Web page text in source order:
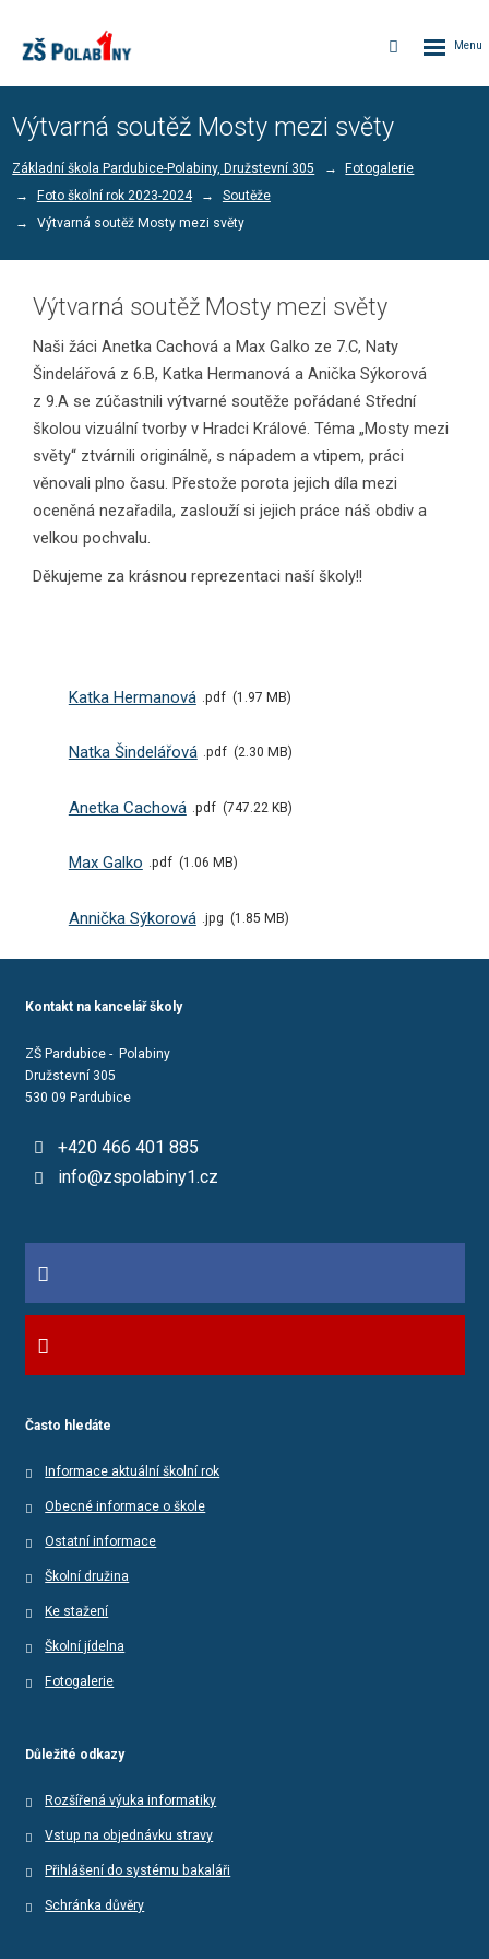
Vyhledávání
Výtvarná soutěž Mosty mezi světy
Základní škola Pardubice-Polabiny, Družstevní 305
Fotogalerie
Foto školní rok 2023-2024
Soutěže
Výtvarná soutěž Mosty mezi světy
Výtvarná soutěž Mosty mezi světy
Naši žáci Anetka Cachová a Max Galko ze 7.C, Naty
Šindelářová z 6.B, Katka Hermanová a Anička Sýkorová
z 9.A se zúčastnili výtvarné soutěže pořádané Střední
školou vizuální tvorby v Hradci Králové. Téma „Mosty mezi
světy“ ztvárnili originálně, s nápadem a vtipem, práci
věnovali plno času. Přestože porota jejich díla mezi
oceněná nezařadila, zaslouží si jejich práce náš obdiv a
velkou pochvalu.
Děkujeme za krásnou reprezentaci naší školy!!
Katka Hermanová pdf 1.97 MB
Natka Šindelářová pdf 2.30 MB
Anetka Cachová pdf 747.22 KB
Max Galko pdf 1.06 MB
Annička Sýkorová jpg 1.85 MB
Kontakt na kancelář školy
ZŠ Pardubice - Polabiny
Družstevní 305
530 09 Pardubice
+420 466 401 885
info@zspolabiny1.cz
Často hledáte
Informace aktuální školní rok
Obecné informace o škole
Ostatní informace
Školní družina
Ke stažení
Školní jídelna
Fotogalerie
Důležité odkazy
Rozšířená výuka informatiky
Vstup na objednávku stravy
Přihlášení do systému bakaláři
Schránka důvěry